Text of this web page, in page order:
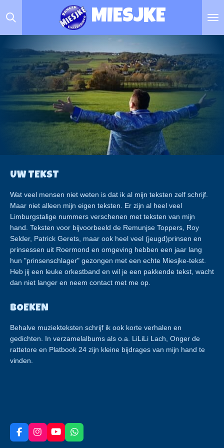
direct
hoofdinhoud
MIESJKE
UW TEKST
Wat veel mensen niet weten is dat ik al mijn teksten zelf schrijf.
Maar niet alleen mijn eigen teksten. Er zijn al heel veel
Limburgstalige nummers verschenen met teksten van mijn
hand. Teksten voor bijvoorbeeld de Remunjse Toppers, Roy
Selder, Patrick Gerets, maar ook heel veel (jeugd)prinsen en
prinsessen uit Roermond en omgeving hebben een jaar lang
hun "prinsenschlager" gezongen met een echte Miesjke-tekst.
Heb jij een leuke orkestband en wil je een pakkende tekst, wacht
dan niet langer en neem contact met me op.
BOEKEN
Behalve muziekteksten schrijf ik ook korte verhalen en
gedichten. In verzamelalbums als o.a. LiLiLi Lach, Onger de
rattetore en Platbook 24 zijn kleine bijdrages van mijn hand te
vinden.
F
a
I
n
Y
o
W
h